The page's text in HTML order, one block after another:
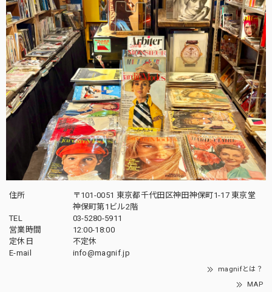
住所
〒101-0051 東京都千代田区神田神保町1-17 東京堂
神保町第1ビル2階
TEL
03-5280-5911
営業時間
12:00-18:00
定休日
不定休
E-mail
info@magnif.jp
magnifとは？
MAP